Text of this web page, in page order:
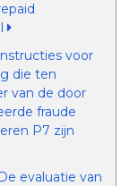
voor
die ten
van de door
fraude
P7 zijn
evaluatie van